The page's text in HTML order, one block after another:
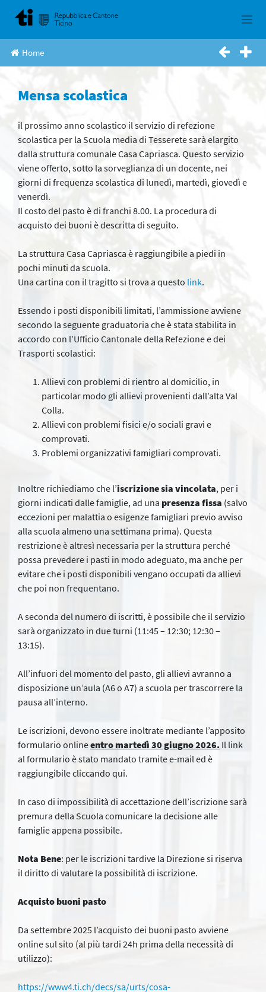
Home
Mensa scolastica
il prossimo anno scolastico il servizio di refezione
scolastica per la Scuola media di Tesserete sarà elargito
dalla struttura comunale Casa Capriasca. Questo servizio
viene offerto, sotto la sorveglianza di un docente, nei
giorni di frequenza scolastica di lunedì, martedì, giovedì e
venerdì.
Il costo del pasto è di franchi 8.00. La procedura di
acquisto dei buoni è descritta di seguito.
La struttura Casa Capriasca è raggiungibile a piedi in
pochi minuti da scuola.
Una cartina con il tragitto si trova a questo link.
Essendo i posti disponibili limitati, l’ammissione avviene
secondo la seguente graduatoria che è stata stabilita in
accordo con l’Ufficio Cantonale della Refezione e dei
Trasporti scolastici:
Allievi con problemi di rientro al domicilio, in
particolar modo gli allievi provenienti dall’alta Val
Colla.
Allievi con problemi fisici e/o sociali gravi e
comprovati.
Problemi organizzativi famigliari comprovati.
Inoltre richiediamo che l’iscrizione sia vincolata, per i
giorni indicati dalle famiglie, ad una presenza fissa (salvo
eccezioni per malattia o esigenze famigliari previo avviso
alla scuola almeno una settimana prima). Questa
restrizione è altresì necessaria per la struttura perché
possa prevedere i pasti in modo adeguato, ma anche per
evitare che i posti disponibili vengano occupati da allievi
che poi non frequentano.
A seconda del numero di iscritti, è possibile che il servizio
sarà organizzato in due turni (11:45 – 12:30; 12:30 –
13:15).
All’infuori del momento del pasto, gli allievi avranno a
disposizione un’aula (A6 o A7) a scuola per trascorrere la
pausa all’interno.
Le iscrizioni, devono essere inoltrate mediante l’apposito
formulario onlineentro martedì 30 giugno 2026. Il link
al formulario è stato mandato tramite e-mail ed è
raggiungibile cliccando qui.
In caso di impossibilità di accettazione dell’iscrizione sarà
premura della Scuola comunicare la decisione alle
famiglie appena possibile.
Nota Bene: per le iscrizioni tardive la Direzione si riserva
il diritto di valutare la possibilità di iscrizione.
Acquisto buoni pasto
Da settembre 2025 l’acquisto dei buoni pasto avviene
online sul sito (al più tardi 24h prima della necessità di
utilizzo):
https://www4.ti.ch/decs/sa/urts/cosa-